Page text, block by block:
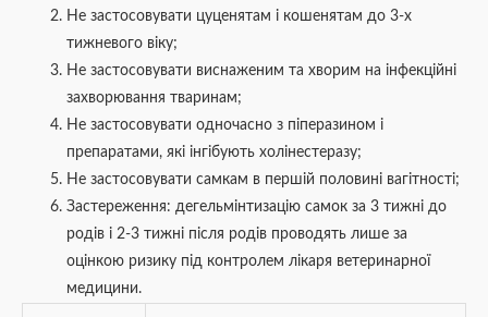
Не застосовувати цуценятам і кошенятам до 3-х
тижневого віку;
Не застосовувати виснаженим та хворим на інфекційні
захворювання тваринам;
Не застосовувати одночасно з піперазином і
препаратами, які інгібують холінестеразу;
Не застосовувати самкам в першій половині вагітності;
Застереження: дегельмінтизацію самок за 3 тижні до
родів і 2-3 тижні після родів проводять лише за
оцінкою ризику під контролем лікаря ветеринарної
медицини.